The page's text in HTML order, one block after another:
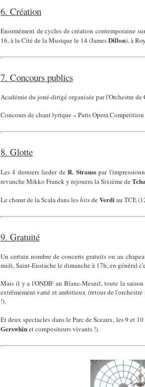
6. Création
Énormément de cycles de création contemporaine
16, à la Cité de la Musique le 14 (JamesDillon), à
7. Concours publics
Académie du joué-dirigé organisée par l'Orchestre de
Concours de chant lyrique « Paris Opera
8. Glotte
Les 4 derniers lieder deR. Strausspar
revanche Mikko Franck y rejouera la Sixième de
Le chœur de la Scala dans leshitsdeVerdi au TCE
9. Gratuité
Un certain nombre de concerts gratuits ou au
midi, Saint-Eustache le dimanche à 17h, en général
Mais il y a l'ONDIF au Blanc-Mesnil, toute la
extrêmement varié et ambitieux (retour de
!).
Et deux spectacles dans le Parc de Sceaux, les 9 et
Gerswhinet compositeurs vivants !).